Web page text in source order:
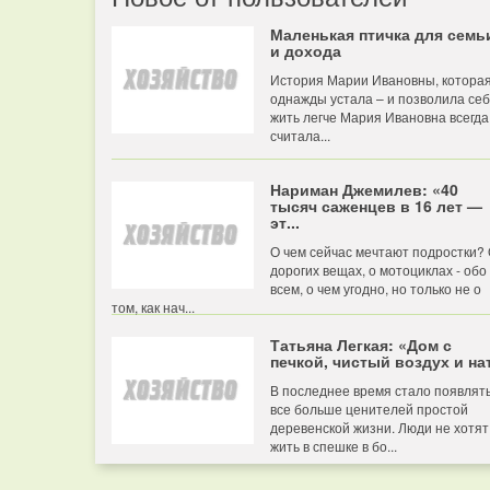
Маленькая птичка для
и дохода
История Марии Ивановны, которая
однажды устала – и позволила
жить легче Мария Ивановна всегда
считала...
Нариман Джемилев: «40
тысяч саженцев в 16 лет —
эт...
О чем сейчас мечтают подростки?
дорогих вещах, о мотоциклах - обо
всем, о чем угодно, но только не о
том, как нач...
Татьяна Легкая: «Дом с
печкой, чистый воздух и
В последнее время стало
все больше ценителей простой
деревенской жизни. Люди не хотят
жить в спешке в бо...